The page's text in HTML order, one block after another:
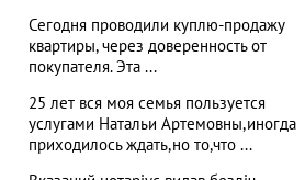
Сегодня проводили куплю-продажу
квартиры, через доверенность от
покупателя. Эта ...
25 лет вся моя семья пользуется
услугами Натальи Артемовны,иногда
приходилось ждать,но то,что ...